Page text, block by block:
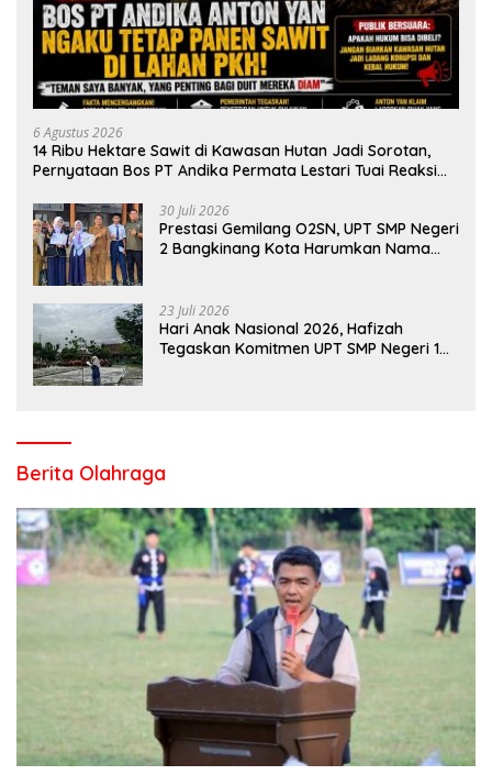
6 Agustus 2026
14 Ribu Hektare Sawit di Kawasan Hutan Jadi Sorotan,
Pernyataan Bos PT Andika Permata Lestari Tuai Reaksi
30 Juli 2026
Prestasi Gemilang O2SN, UPT SMP Negeri
2 Bangkinang Kota Harumkan Nama
23 Juli 2026
Hari Anak Nasional 2026, Hafizah
Tegaskan Komitmen UPT SMP Negeri 1
Berita Olahraga